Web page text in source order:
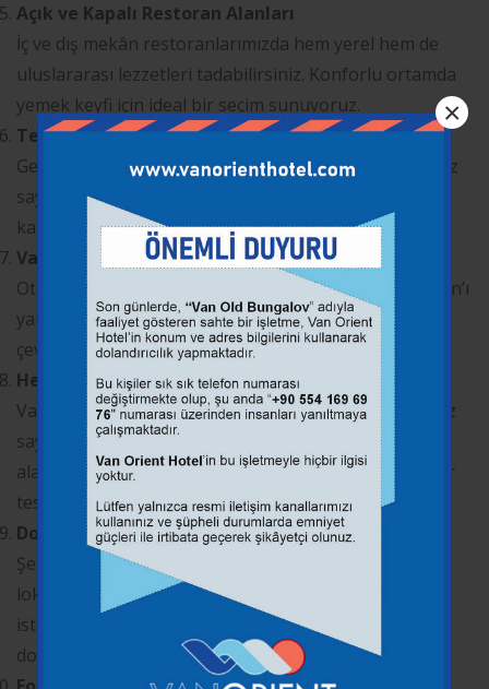
×
Açık ve Kapalı Restoran Alanları
İç ve dış mekân restoranlarımızda hem yerel hem de
uluslararası lezzetleri tadabilirsiniz. Konforlu ortamda
yemek keyfi için ideal bir seçim sunuyoruz.
Teraslı ve Geniş Suite Odalar
Geniş, ferah ve modern şekilde tasarlanmış odalarımız
sayesinde “lüks Van otel” beklentilerini tam anlamıyla
karşılıyoruz. Teraslı odalar özellikle tercih sebebidir.
Van Gölü Turları ve Gezi Rehberliği
Otelimizden hareket eden günlük turlar sayesinde Van’ı
yakından keşfedin. Akdamar Turu, tekne gezileri ve
çevre köy turları konaklamanıza değer katıyor.
Hediyelik Eşya Mağazası
Van’a özgü ürünleri bulabileceğiniz otel içi mağazamız
sayesinde tatilinizi hatırlatacak özel parçalar satın
alabilirsiniz. Van otelleri içinde bu hizmeti sunan nadir
tesislerden biriyiz.
Doğal Ortamda Sessiz Tatil
Şehir gürültüsünden uzak ama ulaşımı kolay
lokasyonumuzla hem dinlenmek hem de keşfetmek
isteyenler için idealiz. “Sakin Van oteli” arayanlar için
doğru adrestesiniz.